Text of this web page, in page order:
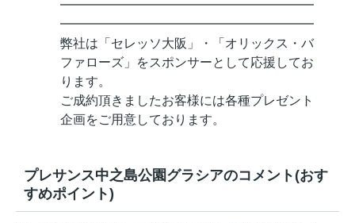
━━━━━━━━━━━━━━━━━━━━
━━━━━━━━━━━━━━━━━━━━
弊社は「セレッソ大阪」・「オリックス・バ
ファローズ」をスポンサーとして応援してお
ります。
ご成約頂きましたお客様には各種プレゼント
企画をご用意しております。
プレサンス中之島公園グラシアのコメント(おす
すめポイント)